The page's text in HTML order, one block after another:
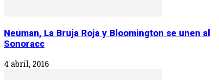
Neuman, La Bruja Roja y Bloomington se unen al
Sonoracc
4 abril, 2016